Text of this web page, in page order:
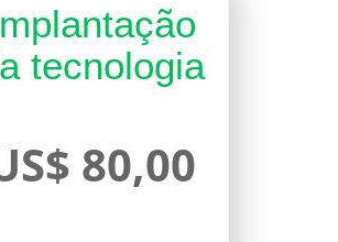
tecnologia
80,00